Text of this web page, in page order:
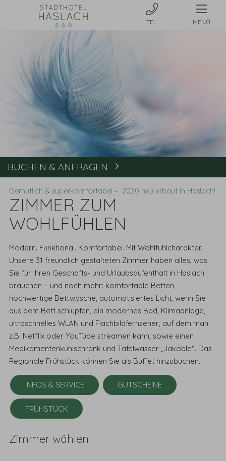
MENÜ
BUCHEN & ANFRAGEN Buchen
Gemütlich & superkomfortabel – 2020 neu erbaut in Haslach!
ZIMMER ZUM
WOHLFÜHLEN
Modern. Funktional. Komfortabel. Mit Wohlfühlcharakter.
Unsere 31 freundlich gestalteten Zimmer haben alles, was
Sie für Ihren Geschäfts- und Urlaubsaufenthalt in Haslach
brauchen – und noch mehr: komfortable Betten,
hochwertige Bettwäsche, automatisiertes Licht, wenn Sie
aus dem Bett schlüpfen, ein modernes Bad, Klimaanlage,
ultraschnelles WLAN und Flachbildfernseher, auf dem man
z.B. Netflix oder YouTube streamen kann, sowie einen
Medikamentenkühlschrank und Tafelwasser „Jaköble". Das
Regionale Frühstück können Sie als Buffet hinzubuchen.
INFOS & SERVICE GUTSCHEINE
FRÜHSTÜCK
Zimmer wählen